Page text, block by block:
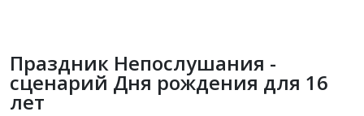
Праздник Непослушания -
сценарий Дня рождения для 16
лет